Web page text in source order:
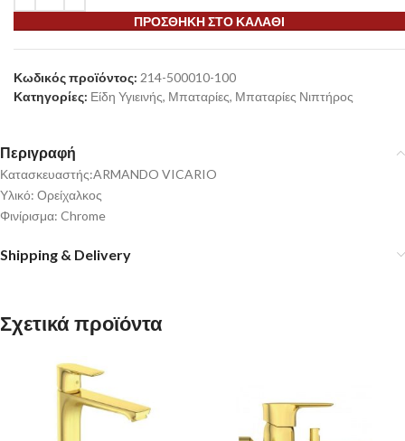
ΠΡΟΣΘΉΚΗ ΣΤΟ ΚΑΛΆΘΙ
Κωδικός προϊόντος: 214-500010-100
Κατηγορίες: Είδη Υγιεινής, Μπαταρίες, Μπαταρίες Νιπτήρος
Περιγραφή
Κατασκευαστής:ARMANDO VICARIO
Υλικό: Ορείχαλκος
Φινίρισμα: Chrome
Shipping & Delivery
Σχετικά προϊόντα